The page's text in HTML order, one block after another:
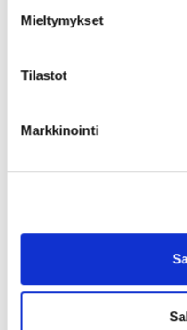
Mieltymykset
Tilastot
Markkinointi